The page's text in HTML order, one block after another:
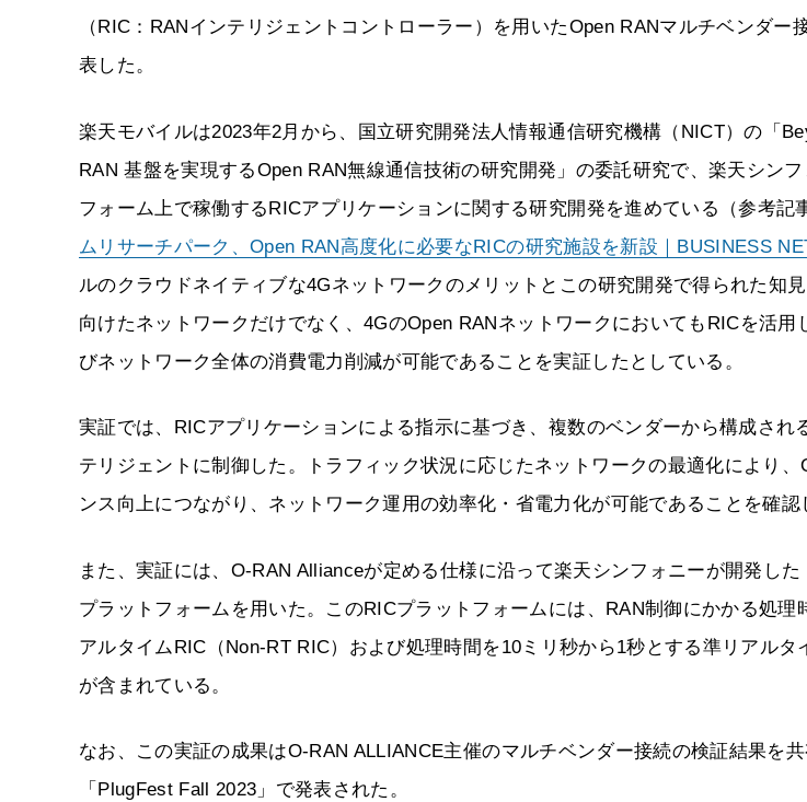
（RIC：RANインテリジェントコントローラー）を用いたOpen RANマルチベンダー
表した。
楽天モバイルは2023年2月から、国立研究開発法人情報通信研究機構（NICT）の「
RAN 基盤を実現するOpen RAN無線通信技術の研究開発」の委託研究で、楽天シン
フォーム上で稼働するRICアプリケーションに関する研究開発を進めている（参考記
ムリサーチパーク、Open RAN高度化に必要なRICの研究施設を新設｜BUSINESS
ルのクラウドネイティブな4Gネットワークのメリットとこの研究開発で得られた知
向けたネットワークだけでなく、4GのOpen RANネットワークにおいてもRICを活用
びネットワーク全体の消費電力削減が可能であることを実証したとしている。
実証では、RICアプリケーションによる指示に基づき、複数のベンダーから構成され
テリジェントに制御した。トラフィック状況に応じたネットワークの最適化により、
ンス向上につながり、ネットワーク運用の効率化・省電力化が可能であることを確認
また、実証には、O-RAN Allianceが定める仕様に沿って楽天シンフォニーが開発し
プラットフォームを用いた。このRICプラットフォームには、RAN制御にかかる処理
アルタイムRIC（Non-RT RIC）および処理時間を10ミリ秒から1秒とする準リアルタ
が含まれている。
なお、この実証の成果はO-RAN ALLIANCE主催のマルチベンダー接続の検証結果を
「PlugFest Fall 2023」で発表された。